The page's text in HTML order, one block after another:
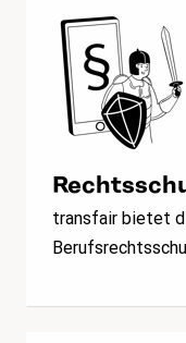
transfair bietet